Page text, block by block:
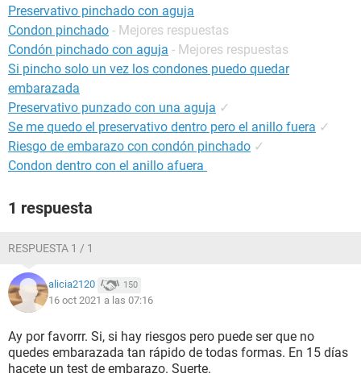
Preservativo pinchado con aguja
Condon pinchado - Mejores respuestas
Condón pinchado con aguja - Mejores respuestas
Si pincho solo un vez los condones puedo quedar
embarazada
Preservativo punzado con una aguja ✓
Se me quedo el preservativo dentro pero el anillo fuera ✓
Riesgo de embarazo con condón pinchado ✓
Condon dentro con el anillo afuera
1 respuesta
RESPUESTA 1 / 1
alicia2120 150
16 oct 2021 a las 07:16
Ay por favorrr. Si, si hay riesgos pero puede ser que no
quedes embarazada tan rápido de todas formas. En 15 días
hacete un test de embarazo. Suerte.